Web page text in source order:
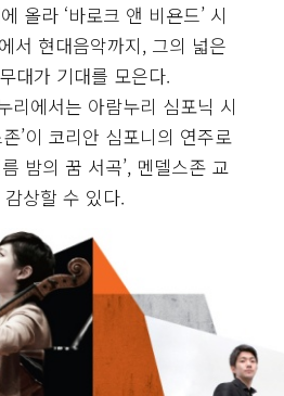
올라 ‘바로크 앤 비욘드’ 시
서 현대음악까지, 그의 넓은
대가 기대를 모은다.
리에서는 아람누리 심포닉 시
’이 코리안 심포니의 연주로
밤의 꿈 서곡’, 멘델스존 교
감상할 수 있다.